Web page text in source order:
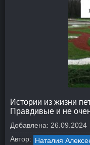
Истории из жизни
Правдивые и не
Добавлена: 26.09.2024
Автор: Наталия